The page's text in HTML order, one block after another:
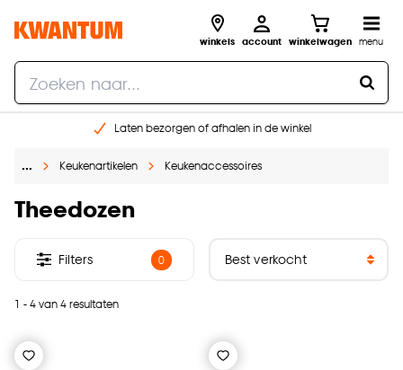
winkels account winkelwagen menu
Laten bezorgen of afhalen in de winkel
Gratis raam advies en inmeten aan huis
… Keukenartikelen Keukenaccessoires
Theedozen
1 - 4 van 4 resultaten
Filters 0